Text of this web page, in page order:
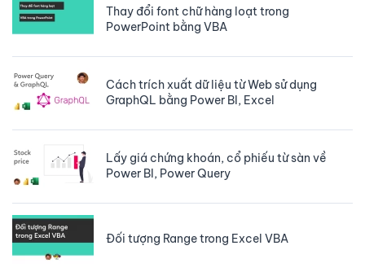
Thay đổi font chữ hàng loạt trong
PowerPoint bằng VBA
Cách trích xuất dữ liệu từ Web sử dụng
GraphQL bằng Power BI, Excel
Lấy giá chứng khoán, cổ phiếu từ sàn về
Power BI, Power Query
Đối tượng Range trong Excel VBA